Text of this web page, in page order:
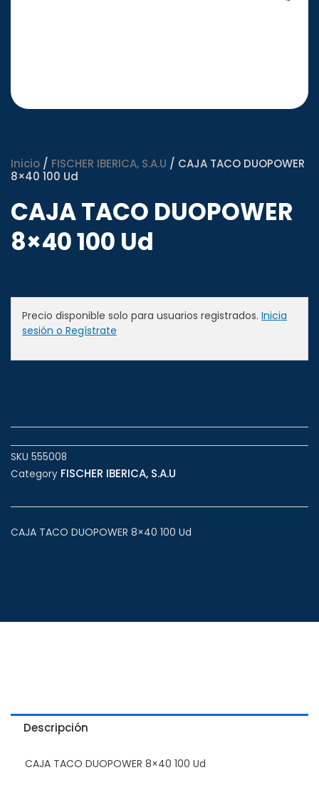
Inicio / FISCHER IBERICA, S.A.U / CAJA TACO DUOPOWER
8×40 100 Ud
CAJA TACO DUOPOWER
8×40 100 Ud
Precio disponible solo para usuarios registrados. Inicia
sesión o Regístrate
SKU 555008
Category FISCHER IBERICA, S.A.U
CAJA TACO DUOPOWER 8×40 100 Ud
Descripción
CAJA TACO DUOPOWER 8×40 100 Ud